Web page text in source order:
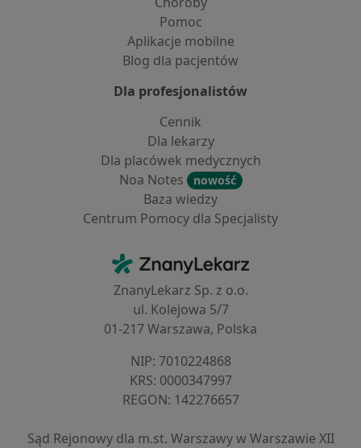
Pomoc
Aplikacje mobilne
Blog dla pacjentów
Dla profesjonalistów
Cennik
Dla lekarzy
Dla placówek medycznych
Noa Notes
nowość
Baza wiedzy
Centrum Pomocy dla Specjalisty
ZnanyLekarz - Strona główna
ZnanyLekarz Sp. z o.o.
ul. Kolejowa 5/7
01-217 Warszawa, Polska
NIP: ⁠7010224868
KRS: ⁠0000347997
REGON: ⁠142276657
Sąd Rejonowy dla m.st. Warszawy w Warszawie XII